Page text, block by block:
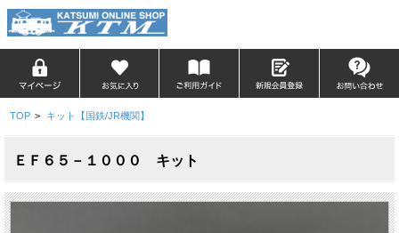
TOP > キット【国鉄/JR機関】
ＥＦ６５－１０００ キット